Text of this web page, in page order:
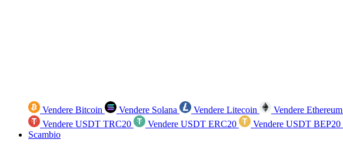
Vendere Bitcoin Vendere Solana Vendere Litecoin Vendere Ethereum
Vendere USDT TRC20
Vendere USDT ERC20 Vendere USDT BEP20
Scambio